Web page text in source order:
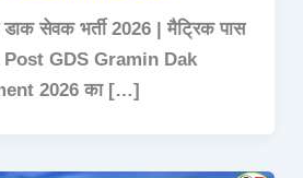
डाक सेवक भर्ती 2026 | मैट्रिक पास
GDS Gramin Dak
2026 का […]